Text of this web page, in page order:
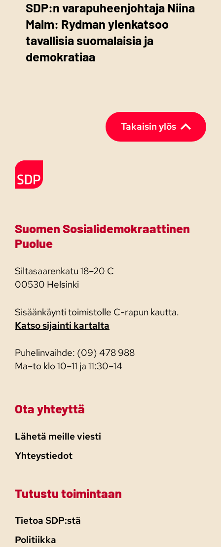
SDP:n varapuheenjohtaja Niina
Malm: Rydman ylenkatsoo
tavallisia suomalaisia ja
demokratiaa
Takaisin ylös
Etusivulle
Suomen Sosialidemokraattinen
Puolue
Siltasaarenkatu 18–20 C
00530 Helsinki
Sisäänkäynti toimistolle C-rapun kautta.
Katso sijainti kartalta
Puhelinvaihde: (09) 478 988
Ma–to klo 10–11 ja 11:30–14
Ota yhteyttä
Lähetä meille viesti
Yhteystiedot
Tutustu toimintaan
Tietoa SDP:stä
Politiikka